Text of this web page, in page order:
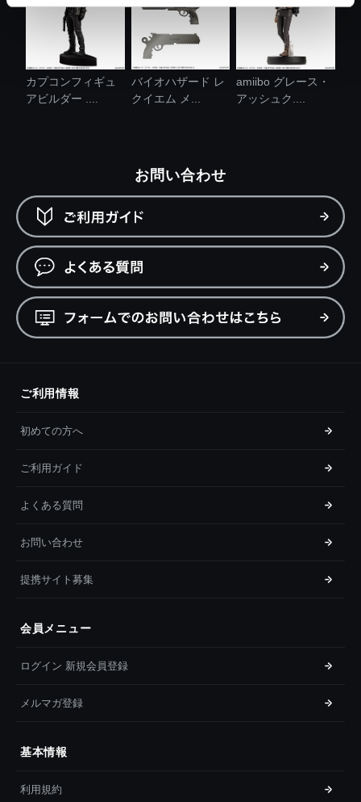
カプコンフィギュ
アビルダー ....
バイオハザード レ
クイエム メ...
amiibo グレース・
アッシュク....
お問い合わせ
ご利用情報
初めての方へ
ご利用ガイド
よくある質問
お問い合わせ
提携サイト募集
会員メニュー
ログイン 新規会員登録
メルマガ登録
基本情報
利用規約